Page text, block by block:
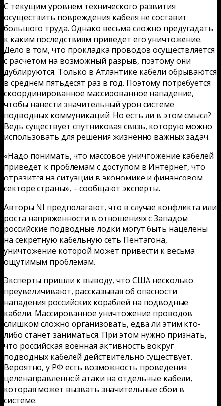
С текущим уровнем технического развития
осуществить повреждения кабеля не составит
большого труда. Однако весьма сложно предугадать
к каким последствиям приведет его уничтожение.
Дело в том, что прокладка проводов осуществляется
с расчетом на возможный разрыв, поэтому они
дублируются. Только в Атлантике кабели обрываются
в среднем пятьдесят раз в год. Поэтому потребуется
скоординированное массированное нападение,
чтобы нанести значительный урон системе
подводных коммуникаций. Но есть ли в этом смысл?
Ведь существует спутниковая связь, которую можно
использовать для решения жизненно важных задач.
«Надо понимать, что массовое уничтожение кабелей
приведет к проблемам с доступом в Интернет, что
отразится на ситуации в экономике и финансовом
секторе страны», – сообщают эксперты.
Авторы NI предполагают, что в случае конфликта или
роста напряженности в отношениях с Западом
российские подводные лодки могут быть нацелены
на секретную кабельную сеть Пентагона,
уничтожение которой может привести к весьма
ощутимым проблемам.
Эксперты пришли к выводу, что США несколько
преувеличивают, рассказывая об опасности
нападения российских кораблей на подводные
кабели. Массированное уничтожение проводов
слишком сложно организовать, едва ли этим кто-
либо станет заниматься. При этом нужно признать,
что российская военная активность вокруг
подводных кабелей действительно существует.
Вероятно, у РФ есть возможность проведения
целенаправленной атаки на отдельные кабели,
которая может вызвать значительные сбои в
системе.